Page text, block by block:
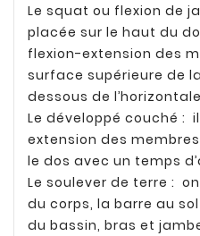
Le squat ou flexion de
placée sur le haut du
flexion-extension des
surface supérieure de
dessous de
Le développé couché :
extension des
le dos avec un temps
Le soulever de terre :
du corps, la barre au
du bassin, bras et